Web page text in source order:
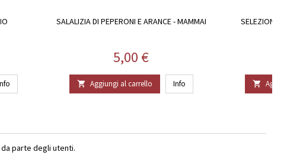
SALALIZIA DI PEPERONI E ARANCE - MAMMAI
Prezzo
5,00 €
 Aggiungi al carrello Info
SELEZIONE

parte degli utenti.